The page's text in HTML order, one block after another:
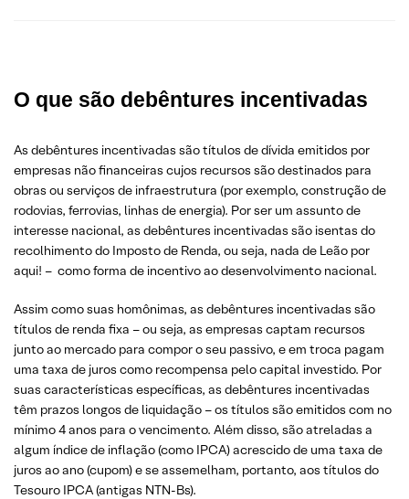
O que são debêntures incentivadas
As debêntures incentivadas são títulos de dívida emitidos por
empresas não financeiras cujos recursos são destinados para
obras ou serviços de infraestrutura (por exemplo, construção de
rodovias, ferrovias, linhas de energia). Por ser um assunto de
interesse nacional, as debêntures incentivadas são isentas do
recolhimento do Imposto de Renda, ou seja, nada de Leão por
aqui! – como forma de incentivo ao desenvolvimento nacional.
Assim como suas homônimas, as debêntures incentivadas são
títulos de renda fixa – ou seja, as empresas captam recursos
junto ao mercado para compor o seu passivo, e em troca pagam
uma taxa de juros como recompensa pelo capital investido. Por
suas características específicas, as debêntures incentivadas
têm prazos longos de liquidação – os títulos são emitidos com no
mínimo 4 anos para o vencimento. Além disso, são atreladas a
algum índice de inflação (como IPCA) acrescido de uma taxa de
juros ao ano (cupom) e se assemelham, portanto, aos títulos do
Tesouro IPCA (antigas NTN-Bs).